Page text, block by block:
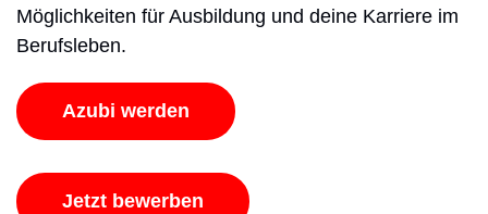
Möglichkeiten für Ausbildung und deine Karriere im
Berufsleben.
Azubi werden
Jetzt bewerben